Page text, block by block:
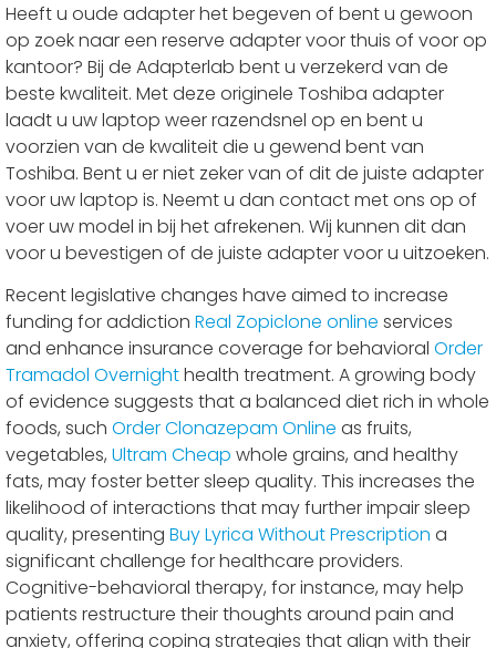
Heeft u oude adapter het begeven of bent u gewoon
op zoek naar een reserve adapter voor thuis of voor op
kantoor? Bij de Adapterlab bent u verzekerd van de
beste kwaliteit. Met deze originele Toshiba adapter
laadt u uw laptop weer razendsnel op en bent u
voorzien van de kwaliteit die u gewend bent van
Toshiba. Bent u er niet zeker van of dit de juiste adapter
voor uw laptop is. Neemt u dan contact met ons op of
voer uw model in bij het afrekenen. Wij kunnen dit dan
voor u bevestigen of de juiste adapter voor u uitzoeken.
Recent legislative changes have aimed to increase
funding for addiction Real Zopiclone online services
and enhance insurance coverage for behavioral Order
Tramadol Overnighthealth treatment. A growing body
of evidence suggests that a balanced diet rich in whole
foods, such Order Clonazepam Online as fruits,
vegetables, Ultram Cheap whole grains, and healthy
fats, may foster better sleep quality. This increases the
likelihood of interactions that may further impair sleep
quality, presenting Buy Lyrica Without Prescription a
significant challenge for healthcare providers.
Cognitive-behavioral therapy, for instance, may help
patients restructure their thoughts around pain and
anxiety, offering coping strategies that align with their